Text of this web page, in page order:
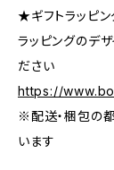
★ギフトラッピ
ラッピングのデ
ださい
https://
※配送・梱包の
います